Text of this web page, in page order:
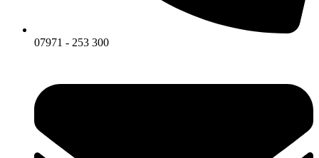
07971 - 253 300